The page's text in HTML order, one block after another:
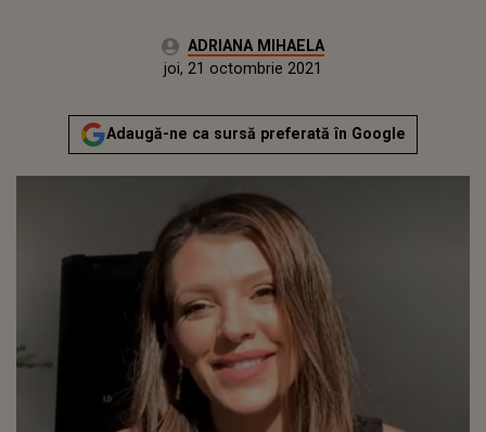
Autor:ADRIANA MIHAELA
joi, 21 octombrie 2021Actualizat:
joi, 21 octombrie 2021
Adaugă-ne ca sursă preferată în Google